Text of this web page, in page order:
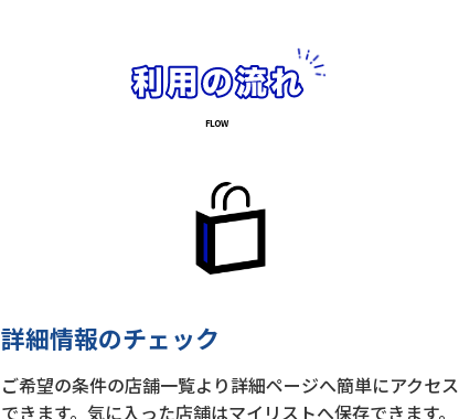
詳細情報のチェック
ご希望の条件の店舗一覧より詳細ページへ簡単にアクセス
できます。気に入った店舗はマイリストへ保存できます。